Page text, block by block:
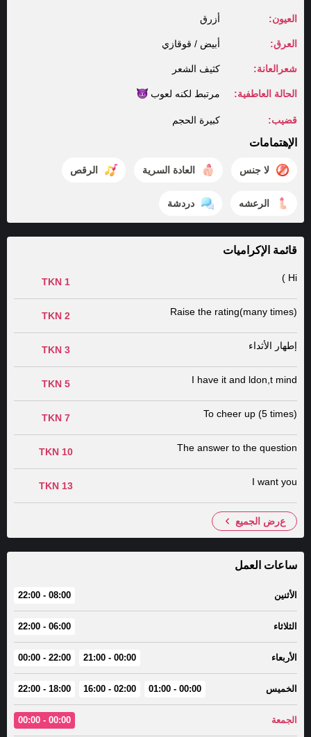
العيون: أزرق
العرق: أبيض / قوقازي
شعرالعانة: كثيف الشعر
الحالة العاطفية: مرتبط لكنه لعوب
قضيب: كبيرة الحجم
الإهتمامات
لا جنس العادة السرية الرقص
الرعشه دردشة
قائمة الإكراميات
Hi )
1 TKN
Raise the rating(many times)
2 TKN
إطهار الأثداء 3 TKN
I have it and ldon,t mind
5 TKN
To cheer up (5 times)
7 TKN
The answer to the question
10 TKN
I want you
13 TKN
عرض الجميع
ساعات العمل
الأثنين 08:00 - 22:00
الثلاثاء 06:00 - 22:00
الأربعاء 00:00 - 21:00
22:00 - 00:00
الخميس 00:00 - 01:00
02:00 - 16:00
18:00 - 22:00
الجمعة 00:00 - 00:00